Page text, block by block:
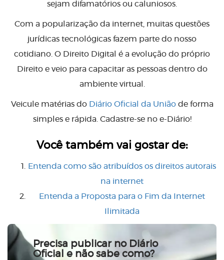
sejam difamatórios ou caluniosos.
Com a popularização da internet, muitas questões
jurídicas tecnológicas fazem parte do nosso
cotidiano. O Direito Digital é a evolução do próprio
Direito e veio para capacitar as pessoas dentro do
ambiente virtual.
Veicule matérias do Diário Oficial da Uniãode forma
simples e rápida. Cadastre-se no e-Diário!
Você também vai gostar de:
Entenda como são atribuídos os direitos autorais
na internet
Entenda a Proposta para o Fim da Internet
Ilimitada
Precisa publicar no Diário
Oficial e não sabe como?